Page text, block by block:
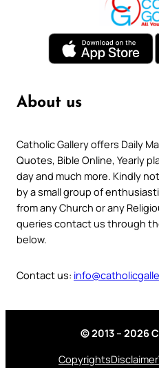
About us
Catholic Gallery offers Daily
Quotes, Bible Online, Yearly
day and much more. Kindly
by a small group of
from any Church or any
queries contact us through
below.
Contact us:
© 2013 – 2026
CopyrightsDisclaimer